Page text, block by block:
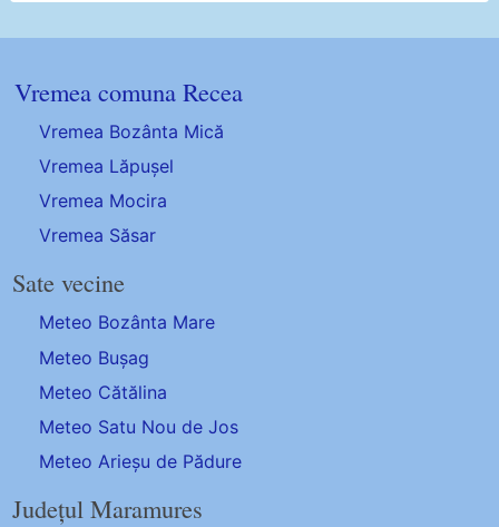
Vremea comuna Recea
Vremea Bozânta Mică
Vremea Lăpușel
Vremea Mocira
Vremea Săsar
Sate vecine
Meteo Bozânta Mare
Meteo Bușag
Meteo Cătălina
Meteo Satu Nou de Jos
Meteo Arieșu de Pădure
Județul Maramures